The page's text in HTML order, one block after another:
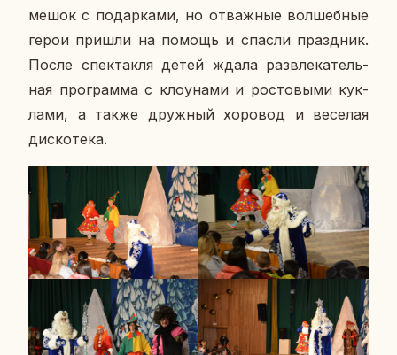
мешок с по­дар­ка­ми, но от­важ­ные вол­шеб­ные
герои пришли на помощь и спасли празд­ник.
После спек­так­ля детей ждала раз­вле­ка­тель­
ная про­грам­ма с кло­у­на­ми и ро­сто­вы­ми кук­
ла­ми, а также друж­ный хо­ро­вод и ве­се­лая
дис­ко­те­ка.